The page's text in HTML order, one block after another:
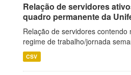
Relação de servidores
quadro permanente da
Relação de servidores contendo
regime de trabalho/jornada
CSV